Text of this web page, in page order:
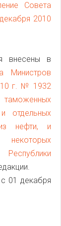
Совета
2010
внесены в
Министров
г. № 1932
отдельных
нефти, и
01 декабря